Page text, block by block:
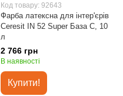
Код товару: 92643
Фарба латексна для інтер'єрів
Ceresit IN 52 Super База C, 10
л
2 766 грн
В наявності
Купити!